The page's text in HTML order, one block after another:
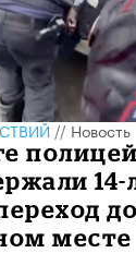
//Новость
месте